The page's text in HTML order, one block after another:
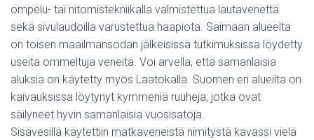
ompelu- tai nitomistekniikalla valmistettua lautavenettä
sekä sivulaudoilla varustettua haapiota. Saimaan alueelta
on toisen maailmansodan jälkeisissä tutkimuksissa löydetty
useita ommeltuja veneitä. Voi arvella, että samanlaisia
aluksia on käytetty myös Laatokalla. Suomen eri alueilta on
kaivauksissa löytynyt kymmeniä ruuheja, jotka ovat
säilyneet hyvin samanlaisia vuosisatoja.
Sisävesillä käytettiin matkaveneistä nimitystä kavassi vielä